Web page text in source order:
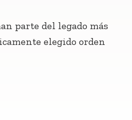
parte del legado más
elegido orden